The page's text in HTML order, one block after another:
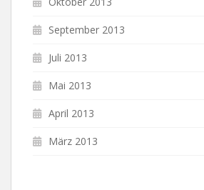
September 2013
Juli 2013
Mai 2013
April 2013
März 2013